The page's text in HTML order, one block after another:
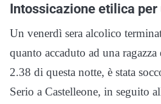
Intossicazione etilica per
Un venerdì sera alcolico
quanto accaduto ad una ragazza
2.38 di questa notte, è stata
Serio a Castelleone, in seguito